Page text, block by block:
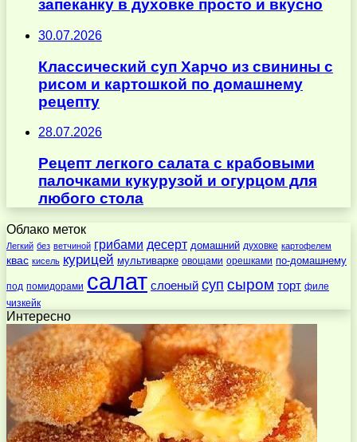
запеканку в духовке просто и вкусно
30.07.2026
Классический суп Харчо из свинины с
рисом и картошкой по домашнему
рецепту
28.07.2026
Рецепт легкого салата с крабовыми
палочками кукурузой и огурцом для
любого стола
Облако меток
Легкий без ветчиной грибами десерт домашний духовке картофелем
квас кисель курицей мультиварке овощами орешками по-домашнему
под помидорами салат слоеный суп сыром торт филе
чизкейк
Интересно